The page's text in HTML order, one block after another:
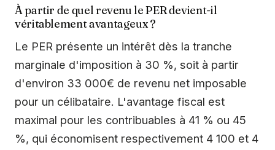
À partir de quel revenu le PER devient-il
véritablement avantageux ?
Le PER présente un intérêt dès la tranche
marginale d'imposition à 30 %, soit à partir
d'environ 33 000€ de revenu net imposable
pour un célibataire. L'avantage fiscal est
maximal pour les contribuables à 41 % ou 45
%, qui économisent respectivement 4 100 et 4